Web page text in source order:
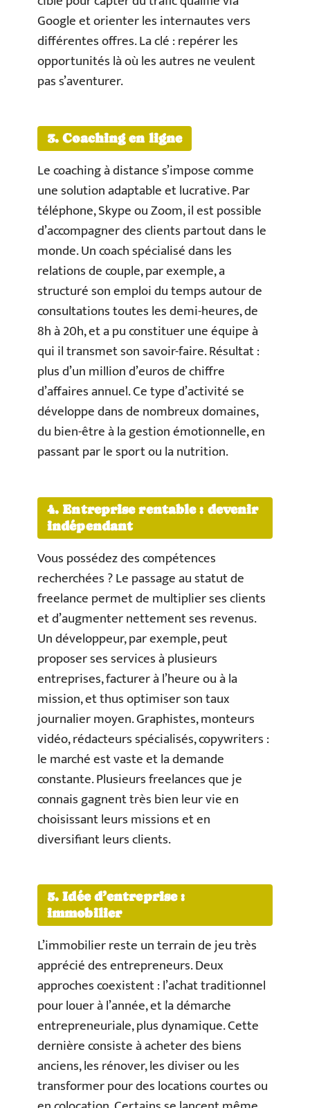
Google et orienter les internautes vers
différentes offres. La clé : repérer les
opportunités là où les autres ne veulent
pas s’aventurer.
3. Coaching en ligne
Le coaching à distance s’impose comme
une solution adaptable et lucrative. Par
téléphone, Skype ou Zoom, il est possible
d’accompagner des clients partout dans le
monde. Un coach spécialisé dans les
relations de couple, par exemple, a
structuré son emploi du temps autour de
consultations toutes les demi-heures, de
8h à 20h, et a pu constituer une équipe à
qui il transmet son savoir-faire. Résultat :
plus d’un million d’euros de chiffre
d’affaires annuel. Ce type d’activité se
développe dans de nombreux domaines,
du bien-être à la gestion émotionnelle, en
passant par le sport ou la nutrition.
4. Entreprise rentable : devenir
indépendant
Vous possédez des compétences
recherchées ? Le passage au statut de
freelance permet de multiplier ses clients
et d’augmenter nettement ses revenus.
Un développeur, par exemple, peut
proposer ses services à plusieurs
entreprises, facturer à l’heure ou à la
mission, et thus optimiser son taux
journalier moyen. Graphistes, monteurs
vidéo, rédacteurs spécialisés, copywriters :
le marché est vaste et la demande
constante. Plusieurs freelances que je
connais gagnent très bien leur vie en
choisissant leurs missions et en
diversifiant leurs clients.
5. Idée d’entreprise :
immobilier
L’immobilier reste un terrain de jeu très
apprécié des entrepreneurs. Deux
approches coexistent : l’achat traditionnel
pour louer à l’année, et la démarche
entrepreneuriale, plus dynamique. Cette
dernière consiste à acheter des biens
anciens, les rénover, les diviser ou les
transformer pour des locations courtes ou